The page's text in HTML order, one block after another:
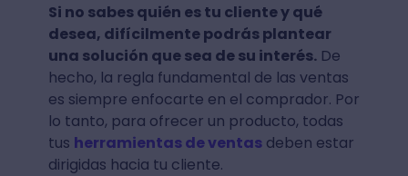
Si no sabes quién es tu cliente y qué
desea, difícilmente podrás plantear
una solución que sea de su interés.De
hecho, la regla fundamental de las ventas
es siempre enfocarte en el comprador. Por
lo tanto, para ofrecer un producto, todas
tus herramientas de ventasdeben estar
dirigidas hacia tu cliente.